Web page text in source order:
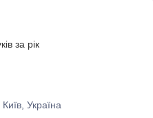
за рік
Україна